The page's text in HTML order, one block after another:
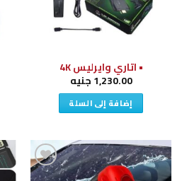
• اتاري وايرليس 4K
1,230.00جنيه
إضافة إلى السلة
إضافة